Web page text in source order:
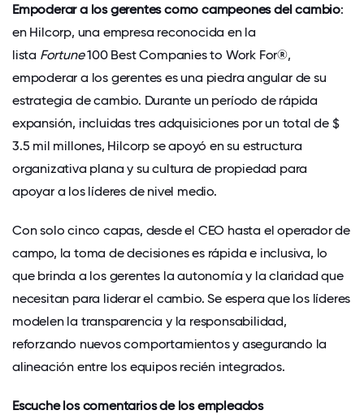
Empoderar a los gerentes como campeones del cambio:
en Hilcorp, una empresa reconocida en la
lista Fortune 100 Best Companies to Work For®,
empoderar a los gerentes es una piedra angular de su
estrategia de cambio. Durante un período de rápida
expansión, incluidas tres adquisiciones por un total de $
3.5 mil millones, Hilcorp se apoyó en su estructura
organizativa plana y su cultura de propiedad para
apoyar a los líderes de nivel medio.
Con solo cinco capas, desde el CEO hasta el operador de
campo, la toma de decisiones es rápida e inclusiva, lo
que brinda a los gerentes la autonomía y la claridad que
necesitan para liderar el cambio. Se espera que los líderes
modelen la transparencia y la responsabilidad,
reforzando nuevos comportamientos y asegurando la
alineación entre los equipos recién integrados.
Escuche los comentarios de los empleados